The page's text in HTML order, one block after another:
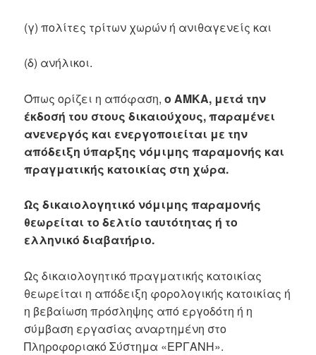
(γ) πολίτες τρίτων χωρών ή ανιθαγενείς και
(δ) ανήλικοι.
Όπως ορίζει η απόφαση,ο ΑΜΚΑ, μετά την
έκδοσή του στους δικαιούχους, παραμένει
ανενεργός και ενεργοποιείται με την
απόδειξη ύπαρξης νόμιμης παραμονής και
πραγματικής κατοικίας στη χώρα.
Ως δικαιολογητικό νόμιμης παραμονής
θεωρείται το δελτίο ταυτότητας ή το
ελληνικό διαβατήριο.
Ως δικαιολογητικό πραγματικής κατοικίας
θεωρείται η απόδειξη φορολογικής κατοικίας ή
η βεβαίωση πρόσληψης από εργοδότη ή η
σύμβαση εργασίας αναρτημένη στο
Πληροφοριακό Σύστημα «ΕΡΓΑΝΗ».